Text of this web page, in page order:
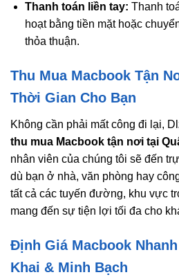
Thanh toán liền tay: Thanh
hoạt bằng tiền mặt hoặc
thỏa thuận.
Thu Mua Macbook Tận
Thời Gian Cho Bạn
Không cần phải mất công đi lại,
thu mua Macbook tận nơi tại
nhân viên của chúng tôi sẽ đến
dù bạn ở nhà, văn phòng hay
tất cả các tuyến đường, khu vực
mang đến sự tiện lợi tối đa cho
Định Giá Macbook
Khai & Minh Bạch